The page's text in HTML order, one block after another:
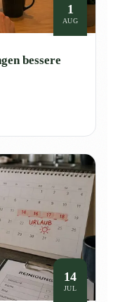
1
AUG
bessere
14
JUL